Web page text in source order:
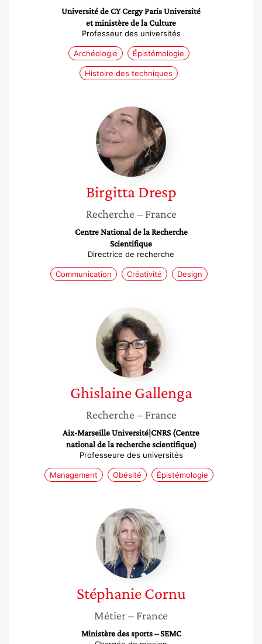
Université de CY Cergy Paris Université
et ministère de la Culture
Professeur des universités
Archéologie Épistémologie
Histoire des techniques
Birgitta
Dresp
Birgitta Dresp
Recherche – France
Centre National de la Recherche
Scientifique
Directrice de recherche
Communication Créativité Design
Ghislaine
Gallenga
Ghislaine Gallenga
Recherche – France
Aix-Marseille Université|CNRS (Centre
national de la recherche scientifique)
Professeure des universités
Management Obésité Épistémologie
Stéphanie
Cornu
Stéphanie Cornu
Métier– France
Ministère des sports – SEMC